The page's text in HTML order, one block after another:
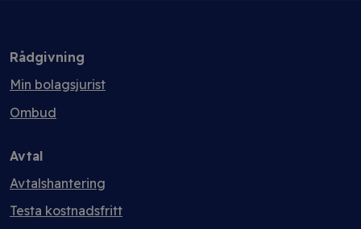
Rådgivning
Min bolagsjurist
Ombud
Avtal
Avtalshantering
Testa kostnadsfritt